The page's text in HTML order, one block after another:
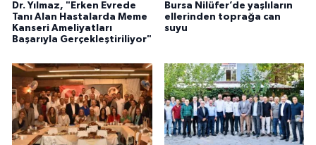
Dr. Yılmaz, "Erken Evrede
Tanı Alan Hastalarda Meme
Kanseri Ameliyatları
Başarıyla Gerçekleştiriliyor"
Bursa Nilüfer’de yaşlıların
ellerinden toprağa can
suyu